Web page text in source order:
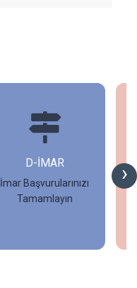
›
D-İMAR
İmar Başvurularınızı
Tamamlayın